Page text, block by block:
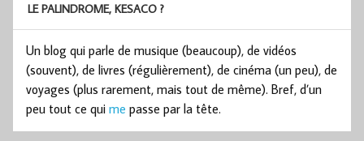
LE PALINDROME, KESACO ?
Un blog qui parle de musique (beaucoup), de vidéos
(souvent), de livres (régulièrement), de cinéma (un peu), de
voyages (plus rarement, mais tout de même). Bref, d’un
peu tout ce qui me passe par la tête.